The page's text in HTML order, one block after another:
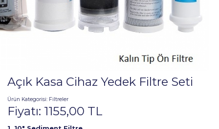
Açık Kasa Cihaz Yedek Filtre Seti
Ürün Kategorisi: Filtreler
Fiyatı: 1155,00 TL